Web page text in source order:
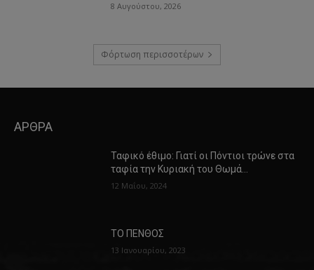
8 Αυγούστου, 2026
Φόρτωση περισσοτέρων
ΑΡΘΡΑ
Ταφικό έθιμο: Γιατί οι Πόντιοι τρώνε στα
ταφία την Κυριακή του Θωμά…
12 Μαΐου, 2024
ΤΟ ΠΕΝΘΟΣ
13 Ιανουαρίου, 2023